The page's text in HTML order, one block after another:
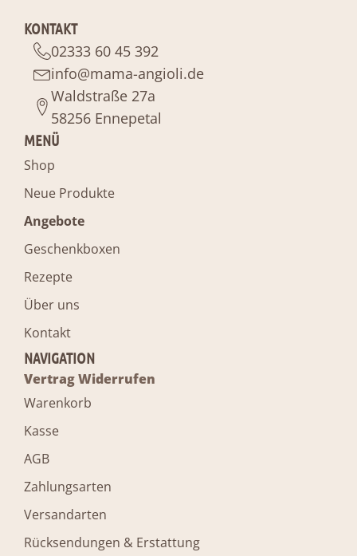
KONTAKT
02333 60 45 392
info@mama-angioli.de
Waldstraße 27a
58256 Ennepetal
MENÜ
Shop
Neue Produkte
Angebote
Geschenkboxen
Rezepte
Über uns
Kontakt
NAVIGATION
Vertrag Widerrufen
Warenkorb
Kasse
AGB
Zahlungsarten
Versandarten
Rücksendungen & Erstattung